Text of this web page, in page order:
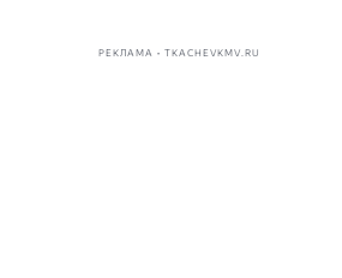
РЕКЛАМА • TKACHEVKMV.RU